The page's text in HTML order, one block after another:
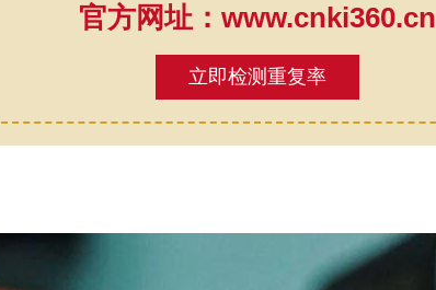
官方网址：www.cnki360.cn
立即检测重复率